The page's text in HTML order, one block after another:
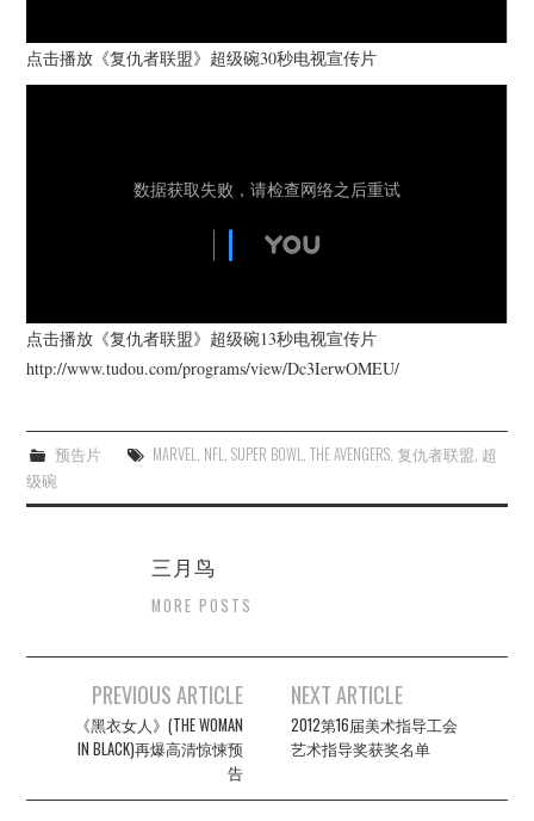
点击播放《复仇者联盟》超级碗30秒电视宣传片
点击播放《复仇者联盟》超级碗13秒电视宣传片
http://www.tudou.com/programs/view/Dc3IerwOMEU/
预告片 MARVEL, NFL, SUPER BOWL, THE AVENGERS, 复仇者联盟, 超
级碗
三月鸟
MORE POSTS
navigation
PREVIOUS ARTICLE
《黑衣女人》(THE WOMAN
IN BLACK)再爆高清惊悚预
告
NEXT ARTICLE
2012第16届美术指导工会
艺术指导奖获奖名单